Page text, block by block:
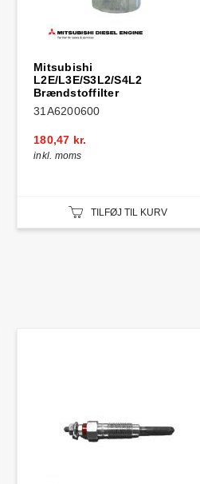
Mitsubishi
L2E/L3E/S3L2/S4L2
Brændstoffilter
31A6200600
180,47 kr.
inkl. moms
TILFØJ TIL KURV